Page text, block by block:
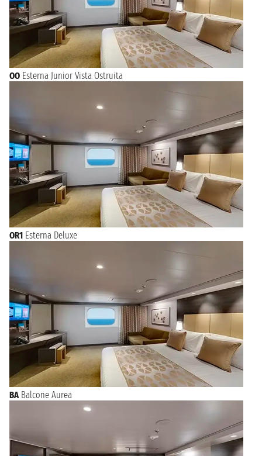
OO Esterna Junior Vista Ostruita
OR1 Esterna Deluxe
BA Balcone Aurea